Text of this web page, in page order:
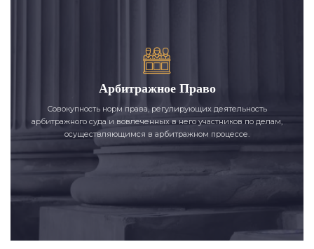
Арбитражное Право
Совокупность норм права, регулирующих деятельность
арбитражного суда и вовлеченных в него участников по делам,
осуществляющимся в арбитражном процессе.